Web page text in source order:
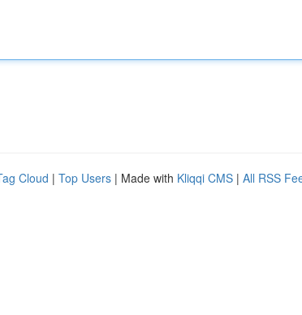
Cloud | Top Users | Made with Kliqqi CMS | All RSS